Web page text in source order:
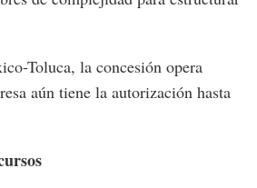
Toluca, la concesión opera
aún tiene la autorización hasta